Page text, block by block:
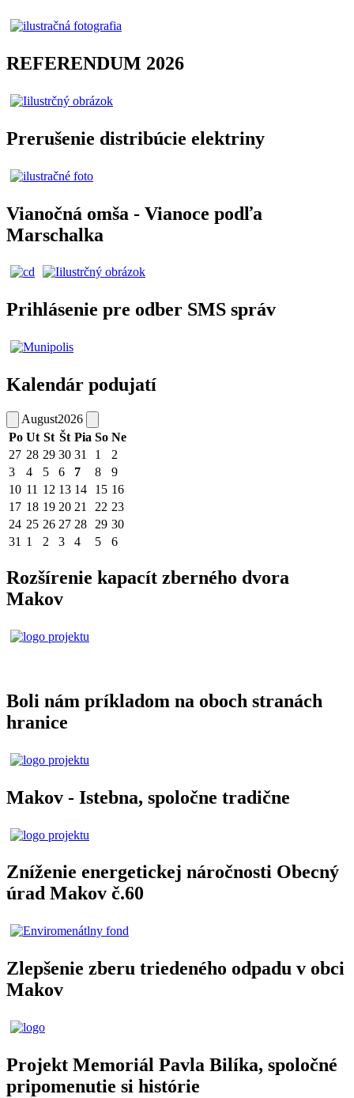
REFERENDUM 2026
Prerušenie distribúcie elektriny
Vianočná omša - Vianoce podľa
Marschalka
Prihlásenie pre odber SMS správ
Kalendár podujatí
August2026
Po Ut St Št Pia So Ne
27 28 29 30 31 1
2
3
4 5 6 7 8
9
10 11 12 13 14 15 16
17 18 19 20 21 22 23
24 25 26 27 28 29 30
31 1 2 3 4 5 6
Rozšírenie kapacít zberného dvora
Makov
Boli nám príkladom na oboch stranách
hranice
Makov - Istebna, spoločne tradične
Zníženie energetickej náročnosti Obecný
úrad Makov č.60
Zlepšenie zberu triedeného odpadu v obci
Makov
Projekt Memoriál Pavla Bilíka, spoločné
pripomenutie si histórie